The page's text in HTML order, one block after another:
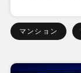
マンション